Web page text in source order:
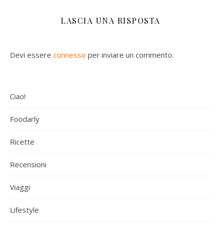
LASCIA UNA RISPOSTA
Devi essere connesso per inviare un commento.
Ciao!
Foodarly
Ricette
Recensioni
Viaggi
Lifestyle